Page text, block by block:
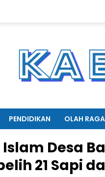
PENDIDIKAN OLAH RAGA
Desa
21 Sapi